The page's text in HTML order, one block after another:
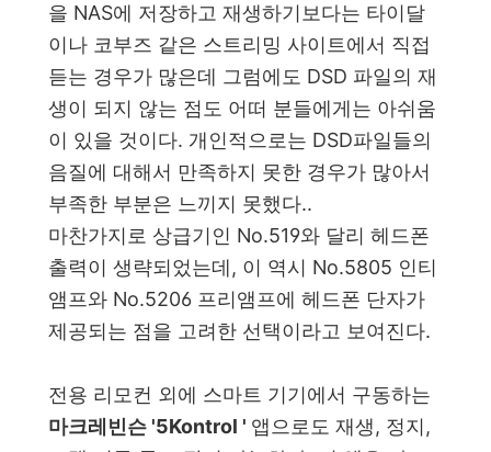
을 NAS에 저장하고 재생하기보다는 타이달
이나 코부즈 같은 스트리밍 사이트에서 직접
듣는 경우가 많은데 그럼에도 DSD 파일의 재
생이 되지 않는 점도 어떠 분들에게는 아쉬움
이 있을 것이다. 개인적으로는 DSD파일들의
음질에 대해서 만족하지 못한 경우가 많아서
부족한 부분은 느끼지 못했다..
마찬가지로 상급기인 No.519와 달리 헤드폰
출력이 생략되었는데, 이 역시 No.5805 인티
앰프와 No.5206 프리앰프에 헤드폰 단자가
제공되는 점을 고려한 선택이라고 보여진다.
전용 리모컨 외에 스마트 기기에서 구동하는
마크레빈슨 '5Kontrol ' 앱으로도 재생, 정지,